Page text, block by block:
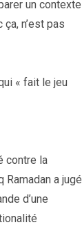
un contexte
n’est pas
« fait le jeu
contre la
a jugé
d’une